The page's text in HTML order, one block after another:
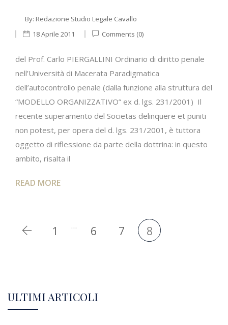
By: Redazione Studio Legale Cavallo
18 Aprile 2011
Comments (0)
del Prof. Carlo PIERGALLINI Ordinario di diritto penale
nell’Università di Macerata Paradigmatica
dell’autocontrollo penale (dalla funzione alla struttura del
“MODELLO ORGANIZZATIVO” ex d. lgs. 231/2001) Il
recente superamento del Societas delinquere et puniti
non potest, per opera del d. lgs. 231/2001, è tuttora
oggetto di riflessione da parte della dottrina: in questo
ambito, risalta il
READ MORE
1 … 6 7 8
ULTIMI ARTICOLI